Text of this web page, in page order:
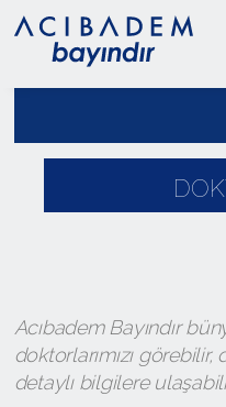
Acıbadem Bayındır
doktorlarımızı görebilir,
detaylı bilgilere